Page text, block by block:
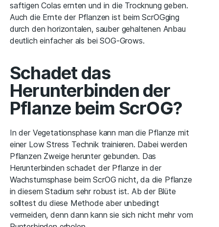
saftigen Colas ernten und in die Trocknung geben.
Auch die Ernte der Pflanzen ist beim ScrOGging
durch den horizontalen, sauber gehaltenen Anbau
deutlich einfacher als bei SOG-Grows.
Schadet das
Herunterbinden der
Pflanze beim ScrOG?
In der Vegetationsphase kann man die Pflanze mit
einer Low Stress Technik trainieren. Dabei werden
Pflanzen Zweige herunter gebunden. Das
Herunterbinden schadet der Pflanze in der
Wachstumsphase beim ScrOG nicht, da die Pflanze
in diesem Stadium sehr robust ist. Ab der Blüte
solltest du diese Methode aber unbedingt
vermeiden, denn dann kann sie sich nicht mehr vom